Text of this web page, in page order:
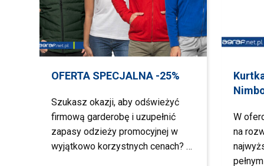
OFERTA SPECJALNA -25%
Szukasz okazji, aby odświeżyć
firmową garderobę i uzupełnić
zapasy odzieży promocyjnej w
wyjątkowo korzystnych cenach? …
W
na